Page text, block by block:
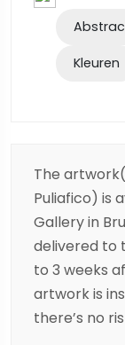
Kleuren
The
Puliafico) is
Gallery in
delivered to
to 3 weeks
artwork is
there’s no